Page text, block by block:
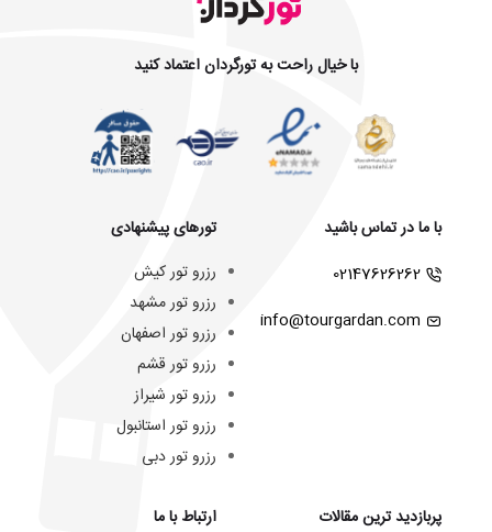
با خیال راحت به تورگردان اعتماد کنید
با ما در تماس باشید
02147626262
info@tourgardan.com
تورهای پیشنهادی
رزرو تور کیش
رزرو تور مشهد
رزرو تور اصفهان
رزرو تور قشم
رزرو تور شیراز
رزرو تور استانبول
رزرو تور دبی
پربازدید ترین مقالات ارتباط با ما